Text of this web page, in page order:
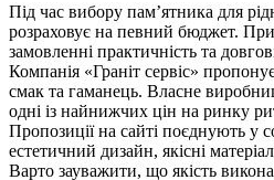
Під час вибору пам’ятника для
розраховує на певний бюджет.
замовленні практичність та
Компанія «Граніт сервіс»
смак та гаманець. Власне
одні із найнижчих цін на ринку
Пропозиції на сайті поєднують у
естетичний дизайн, якісні
Варто зауважити, що якість